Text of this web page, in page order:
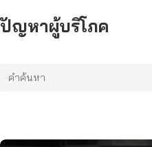
ปัญหาผู้บริโภค